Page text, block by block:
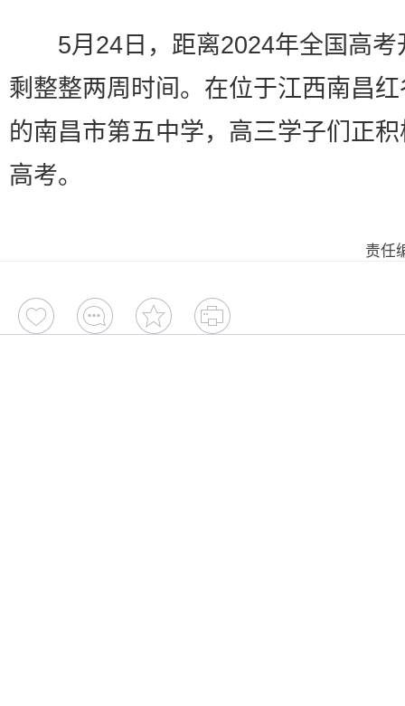
5月24日，距离2024年全国高考
剩整整两周时间。在位于江西南昌
的南昌市第五中学，高三学子们正
高考。
责任